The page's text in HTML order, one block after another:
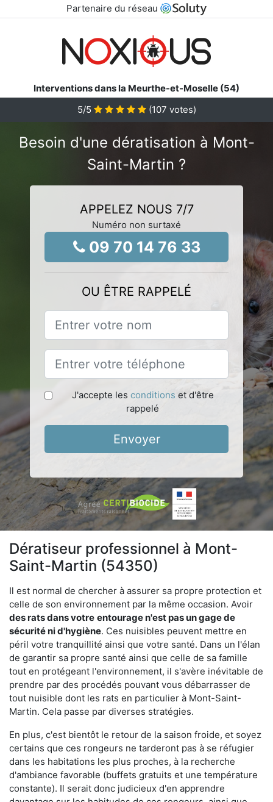
Partenaire du réseau
Interventions dans la Meurthe-et-Moselle (54)
5/5 (107 votes)
Besoin d'une dératisation à Mont-
Saint-Martin ?
APPELEZ NOUS 7/7
Numéro non surtaxé
09 70 14 76 33
OU ÊTRE RAPPELÉ
J'accepte les conditions et d'être
rappelé
Envoyer
Dératiseur professionnel à Mont-
Saint-Martin (54350)
Il est normal de chercher à assurer sa propre protection et
celle de son environnement par la même occasion. Avoir
des rats dans votre entourage n'est pas un gage de
sécurité ni d'hygiène. Ces nuisibles peuvent mettre en
péril votre tranquillité ainsi que votre santé. Dans un l'élan
de garantir sa propre santé ainsi que celle de sa famille
tout en protégeant l'environnement, il s'avère inévitable de
prendre par des procédés pouvant vous débarrasser de
tout nuisible dont les rats en particulier à Mont-Saint-
Martin. Cela passe par diverses stratégies.
En plus, c'est bientôt le retour de la saison froide, et soyez
certains que ces rongeurs ne tarderont pas à se réfugier
dans les habitations les plus proches, à la recherche
d'ambiance favorable (buffets gratuits et une température
constante). Il serait donc judicieux d'en apprendre